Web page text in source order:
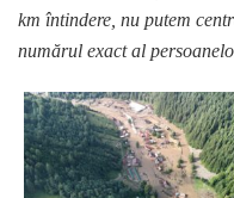
km întindere, nu putem
numărul exact al